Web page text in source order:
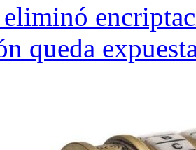
queda